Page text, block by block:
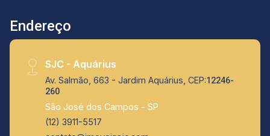
Endereço
SJC - Aquárius
Av. Salmão, 663 - Jardim Aquárius, CEP:12246-
260
São José dos Campos - SP
(12) 3911-5517